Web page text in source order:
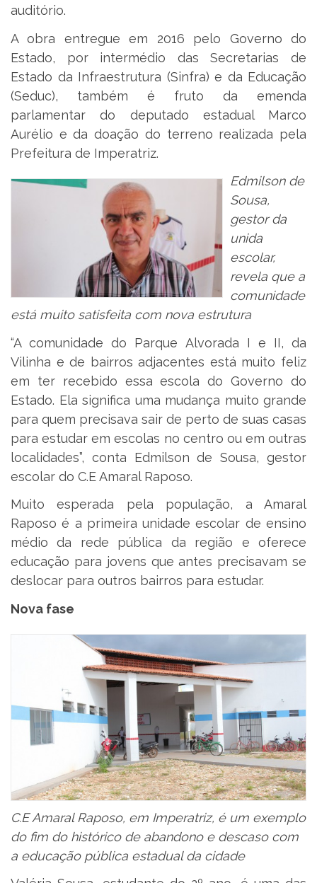
auditório.
A obra entregue em 2016 pelo Governo do
Estado, por intermédio das Secretarias de
Estado da Infraestrutura (Sinfra) e da Educação
(Seduc), também é fruto da emenda
parlamentar do deputado estadual Marco
Aurélio e da doação do terreno realizada pela
Prefeitura de Imperatriz.
Edmilson de
Sousa,
gestor da
unida
escolar,
revela que a
comunidade
está muito satisfeita com nova estrutura
“A comunidade do Parque Alvorada I e II, da
Vilinha e de bairros adjacentes está muito feliz
em ter recebido essa escola do Governo do
Estado. Ela significa uma mudança muito grande
para quem precisava sair de perto de suas casas
para estudar em escolas no centro ou em outras
localidades”, conta Edmilson de Sousa, gestor
escolar do C.E Amaral Raposo.
Muito esperada pela população, a Amaral
Raposo é a primeira unidade escolar de ensino
médio da rede pública da região e oferece
educação para jovens que antes precisavam se
deslocar para outros bairros para estudar.
Nova fase
C.E Amaral Raposo, em Imperatriz, é um exemplo
do fim do histórico de abandono e descaso com
a educação pública estadual da cidade